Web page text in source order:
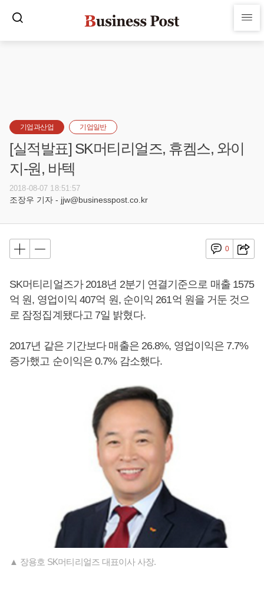
기업과산업 기업일반
[실적발표] SK머티리얼즈, 휴켐스, 와이
지-원, 바텍
2018-08-07 18:51:57
조장우 기자 - jjw@businesspost.co.kr
0
SK머티리얼즈가 2018년 2분기 연결기준으로 매출 1575
억 원, 영업이익 407억 원, 순이익 261억 원을 거둔 것으
로 잠정집계됐다고 7일 밝혔다.
2017년 같은 기간보다 매출은 26.8%, 영업이익은 7.7%
증가했고 순이익은 0.7% 감소했다.
▲ 장용호 SK머티리얼즈 대표이사 사장.